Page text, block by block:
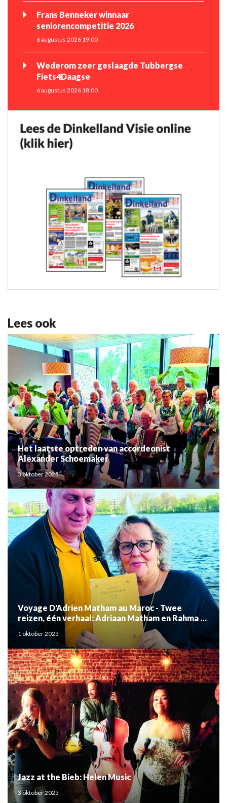
Frans Benneker winnaar
seniorencompetitie 2026
6 augustus 2026 19:00
Wederom zeer geslaagde Tubbergse
Fiets4Daagse
6 augustus 2026 18:00
Lees ook
Het laatste optreden van accordeonist
Alexander Schoemaker
3 oktober 2025
Voyage D'Adrien Matham au Maroc - Twee
reizen, één verhaal: Adriaan Matham en Rahma el
Mouden
1 oktober 2025
Jazz at the Bieb: Helen Music
3 oktober 2025